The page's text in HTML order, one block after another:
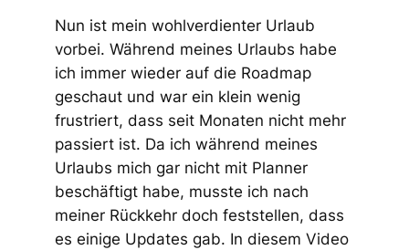
Nun ist mein wohlverdienter Urlaub
vorbei. Während meines Urlaubs habe
ich immer wieder auf die Roadmap
geschaut und war ein klein wenig
frustriert, dass seit Monaten nicht mehr
passiert ist. Da ich während meines
Urlaubs mich gar nicht mit Planner
beschäftigt habe, musste ich nach
meiner Rückkehr doch feststellen, dass
es einige Updates gab. In diesem Video